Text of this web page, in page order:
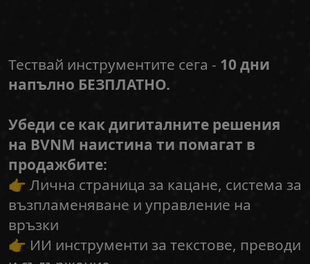
Тествай инструментите сега - 10 дни
напълно БЕЗПЛАТНО.
Убеди се как дигиталните решения
на BVNM наистина ти помагат в
продажбите:
👉 Лична страница за кацане, система за
възпламеняване и управление на
връзки
👉 ИИ инструменти за текстове, преводи